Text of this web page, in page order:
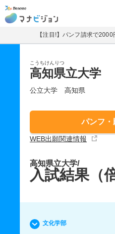
マナビジョン
【注目!】パンフ請求で
こうちけんりつ
高知県立大学
公立大学 高知県
パンフ・
WEB出願関連情報
高知県立大学/
入試結果（
文化学部